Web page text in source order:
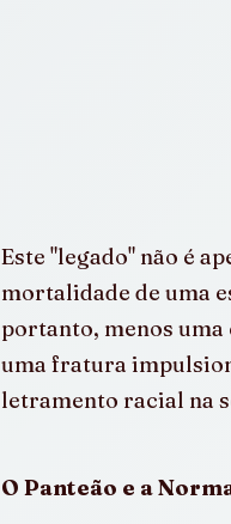
Este "legado" não é
mortalidade de uma
portanto, menos
uma fratura
letramento racial na
O Panteão e a